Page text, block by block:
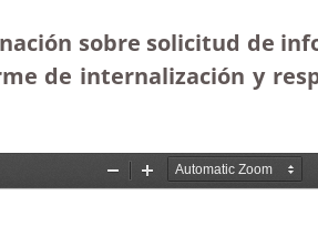
sobre solicitud de
de internalización y